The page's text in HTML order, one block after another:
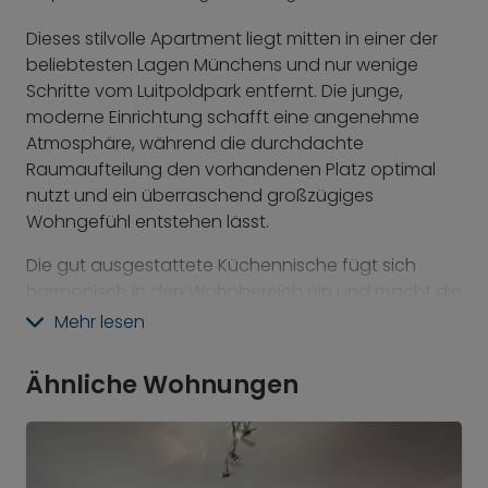
Dieses stilvolle Apartment liegt mitten in einer der
beliebtesten Lagen Münchens und nur wenige
Schritte vom Luitpoldpark entfernt. Die junge,
moderne Einrichtung schafft eine angenehme
Atmosphäre, während die durchdachte
Raumaufteilung den vorhandenen Platz optimal
nutzt und ein überraschend großzügiges
Wohngefühl entstehen lässt.
Die gut ausgestattete Küchennische fügt sich
Wohnung ideal für einen unkomplizierten Alltag.
zusätzlichen Komfort. Ein eigenes Kellerabteil bietet
praktischen Stauraum. Cafés, Restaurants und die
entspannte Schwabinger Lebensart prägen das
direkte Umfeld und machen diese Wohnung
besonders attraktiv für alle, die München
Mehr lesen
Ähnliche Wohnungen